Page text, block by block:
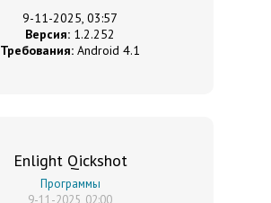
9-11-2025, 03:57
Версия: 1.2.252
Требования: Android 4.1
Enlight Qickshot
Программы
9-11-2025, 02:00